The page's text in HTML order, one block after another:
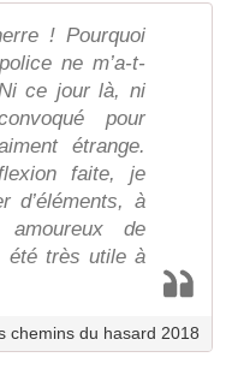
! Pourquoi
ne m’a-t-
ce jour là, ni
pour
étrange.
faite, je
d’éléments, à
de
été très utile à
chemins du hasard 2018